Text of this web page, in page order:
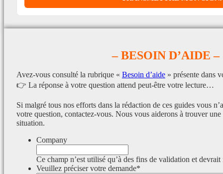
– BESOIN D’AIDE –
Avez-vous consulté la rubrique « Besoin d’aide » présente dans
👉 La réponse à votre question attend peut-être votre lecture…
Si malgré tous nos efforts dans la rédaction de ces guides vous
votre question, contactez-vous. Nous vous aiderons à trouver
situation.
Company
Ce champ n’est utilisé qu’à des fins de validation et devrait
Veuillez préciser votre demande*